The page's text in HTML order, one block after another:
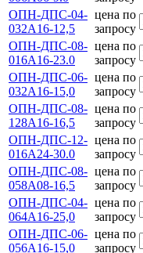
ОПН-ДПС-04-
032А16-12,5
цена по
запросу
ОПН-ДПС-08-
016А16-23.0
цена по
запросу
ОПН-ДПС-06-
032А16-15,0
цена по
запросу
ОПН-ДПС-08-
128А16-16,5
цена по
запросу
ОПН-ДПС-12-
016А24-30.0
цена по
запросу
ОПН-ДПС-08-
058А08-16,5
цена по
запросу
ОПН-ДПС-04-
064А16-25,0
цена по
запросу
ОПН-ДПС-06-
056А16-15,0
цена по
запросу